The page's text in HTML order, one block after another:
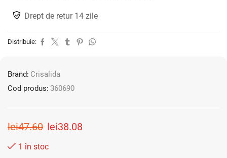
Drept de retur 14 zile
Distribuie:
Brand: Crisalida
Cod produs: 360690
lei47.60 lei38.08
1 în stoc